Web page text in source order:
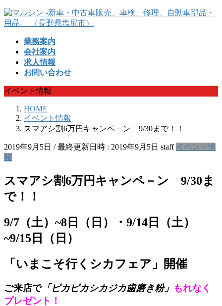
コ
ン
キ
ッ
ナ
ビ
に
移
業務案内
会社案内
求人情報
お問い合わせ
イベント情報
HOME
イベント情報
スマアシ割6万円キャンペ－ン 9/30まで！！
2019年9月5日 / 最終更新日時 : 2019年9月5日 staff イベント情
報
スマアシ割6万円キャンペ－ン 9/30ま
で！！
9/7（土）~8日（日）・9/14日（土）
~9/15日（日）
「いまこそ行くシカフェア」開催
ご来店で「ピカピカシカジカ歯磨き粉」 もれなく
プレゼント！